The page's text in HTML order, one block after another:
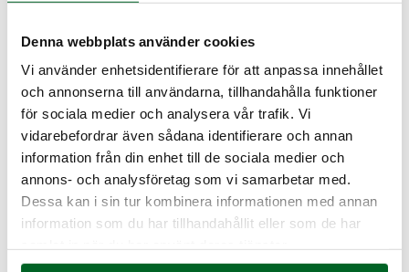
Denna webbplats använder cookies
Vi använder enhetsidentifierare för att anpassa innehållet
och annonserna till användarna, tillhandahålla funktioner
för sociala medier och analysera vår trafik. Vi
vidarebefordrar även sådana identifierare och annan
information från din enhet till de sociala medier och
annons- och analysföretag som vi samarbetar med.
Dessa kan i sin tur kombinera informationen med annan
information som du har tillhandahållit eller som de har
541 95 Timmersdala
SVERIGE , STOCKHOLM
Ett vackert kök
Järnvägsgatan 32
131 54 Stockholm
SVERIGE , VIKEN(HELSINGBORG)